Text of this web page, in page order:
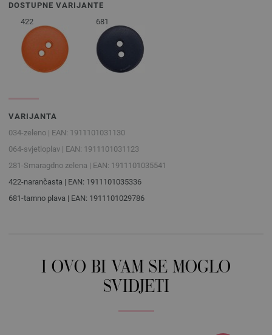
DOSTUPNE VARIJANTE
422
681
VARIJANTA
034-zeleno | EAN: 1911101031130
064-svjetloplav | EAN: 1911101031123
281-Smaragdno zelena | EAN: 1911101035541
422-narančasta | EAN: 1911101035336
681-tamno plava | EAN: 1911101029786
I OVO BI VAM SE MOGLO
SVIDJETI